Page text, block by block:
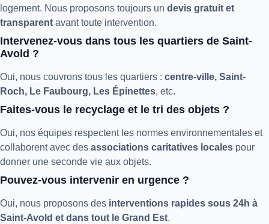
logement. Nous proposons toujours un devis gratuit et
transparent avant toute intervention.
Intervenez-vous dans tous les quartiers de Saint-
Avold ?
Oui, nous couvrons tous les quartiers : centre-ville, Saint-
Roch, Le Faubourg, Les Épinettes, etc.
Faites-vous le recyclage et le tri des objets ?
Oui, nos équipes respectent les normes environnementales et
collaborent avec des associations caritatives locales pour
donner une seconde vie aux objets.
Pouvez-vous intervenir en urgence ?
Oui, nous proposons des interventions rapides sous 24h à
Saint-Avold et dans tout le Grand Est.